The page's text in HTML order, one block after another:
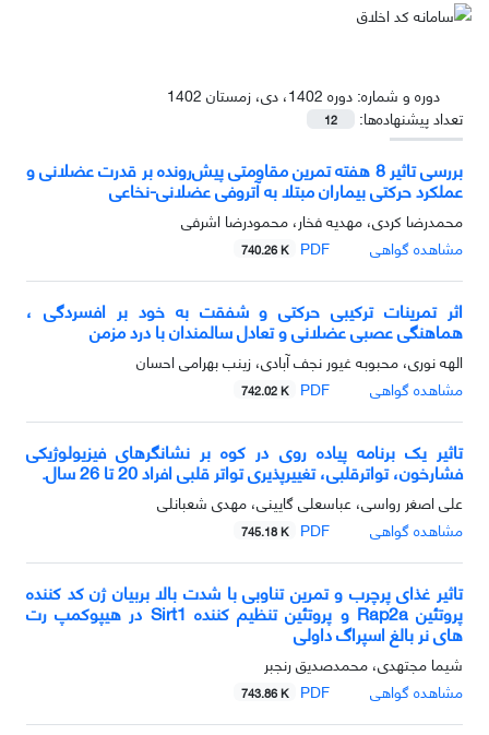
دوره و شماره:دوره 1402، دی، زمستان 1402
تعداد پیشنهاده‌ها:
12
بررسی تاثیر 8 هفته تمرین مقاومتی پیش‌رونده بر قدرت عضلانی و
عملکرد حرکتی بیماران مبتلا به آتروفی عضلانی-نخاعی
محمدرضا کردی، مهدیه فخار، محمودرضا اشرفی
مشاهده گواهی
PDF
740.26 K
اثر تمرینات ترکیبی حرکتی و شفقت به خود بر افسردگی ،
هماهنگی عصبی عضلانی و تعادل سالمندان با درد مزمن
الهه نوری، محبوبه غیور نجف آبادی، زینب بهرامی احسان
مشاهده گواهی
PDF
742.02 K
تاثیر یک برنامه پیاده روی در کوه بر نشانگرهای فیزیولوژیکی
فشارخون، تواترقلبی، تغییرپذیری تواتر قلبی افراد 20 تا 26 سال.
علی اصغر رواسی، عباسعلی گایینی، مهدی شعبانلی
مشاهده گواهی
PDF
745.18 K
تاثیر غذای پرچرب و تمرین تناوبی با شدت بالا بربیان ژن کد کننده
پروتئین Rap2a و پروتئین تنظیم کننده Sirt1 در هیپوکمپ رت
های نر بالغ اسپراگ داولی
شیما مجتهدی، محمدصدیق رنجبر
مشاهده گواهی
PDF
743.86 K